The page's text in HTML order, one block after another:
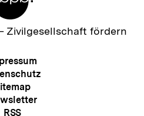
Zivilgesellschaft fördern
Meta-
Navigation
RSS